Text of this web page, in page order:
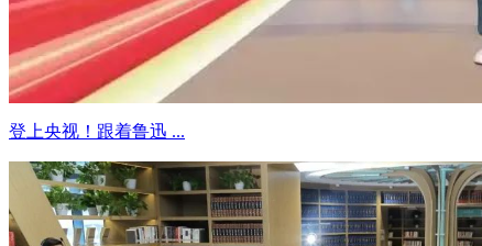
登上央视！跟着鲁迅 ...